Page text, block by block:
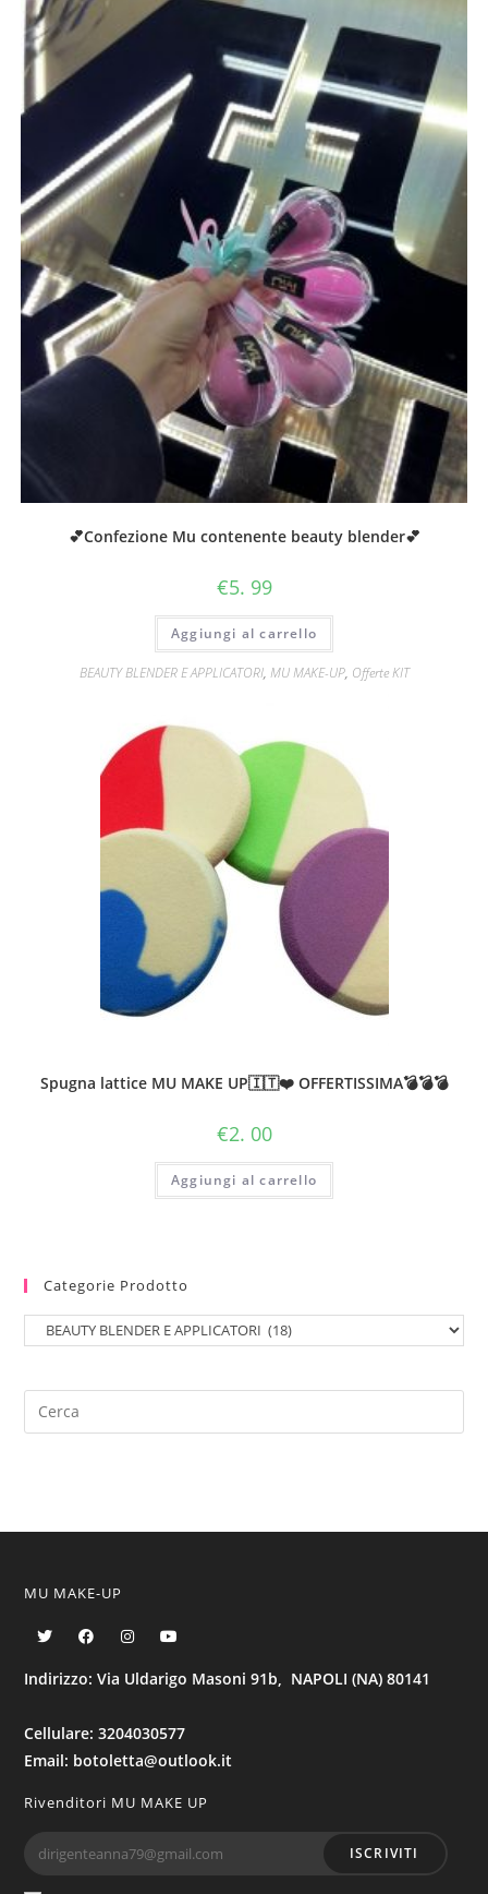
💕Confezione Mu contenente beauty blender💕
€5. 99
Aggiungi al carrello
BEAUTY BLENDER E APPLICATORI, MU MAKE-UP, Offerte KIT
Spugna lattice MU MAKE UP🇮🇹❤️ OFFERTISSIMA💣💣💣
€2. 00
Aggiungi al carrello
Categorie Prodotto
MU MAKE-UP
Indirizzo: Via Uldarigo Masoni 91b, NAPOLI (NA) 80141
Cellulare: 3204030577
Email: botoletta@outlook.it
Rivenditori MU MAKE UP
ISCRIVITI